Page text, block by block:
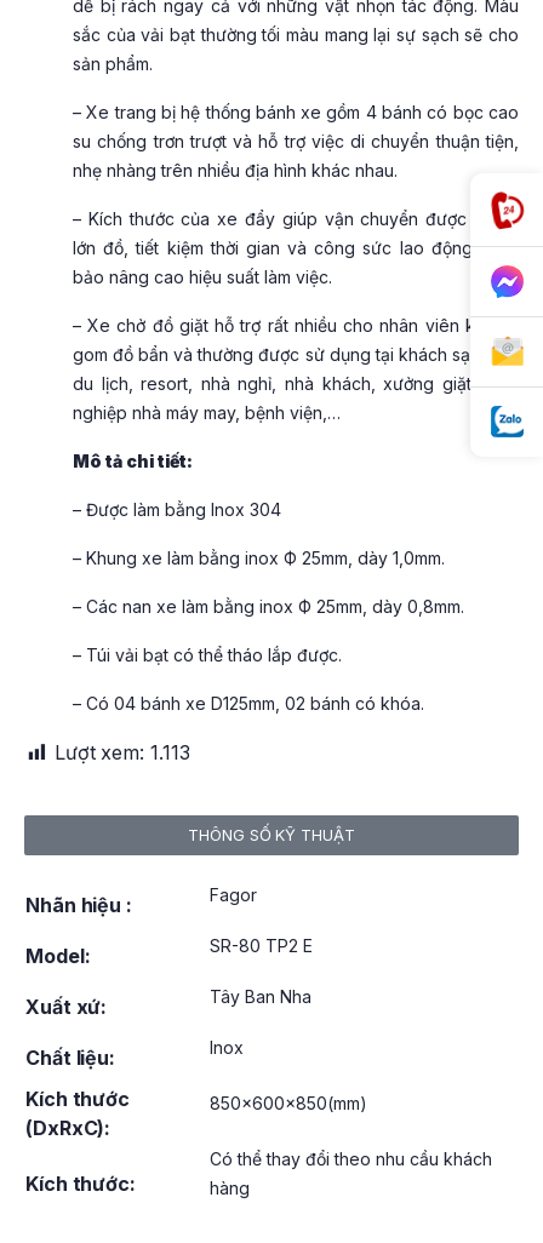
dễ bị rách ngay cả với những vật nhọn tác động. Màu
sắc của vải bạt thường tối màu mang lại sự sạch sẽ cho
sản phẩm.
– Xe trang bị hệ thống bánh xe gồm 4 bánh có bọc cao
su chống trơn trượt và hỗ trợ việc di chuyển thuận tiện,
nhẹ nhàng trên nhiều địa hình khác nhau.
– Kích thước của xe đẩy giúp vận chuyển được lượng
lớn đồ, tiết kiệm thời gian và công sức lao động, đảm
bảo nâng cao hiệu suất làm việc.
– Xe chở đồ giặt hỗ trợ rất nhiều cho nhân viên khi thu
gom đồ bẩn và thường được sử dụng tại khách sạn, khu
du lịch, resort, nhà nghỉ, nhà khách, xưởng giặt là, xí
nghiệp nhà máy may, bệnh viện,…
Mô tả chi tiết:
– Được làm bằng Inox 304
– Khung xe làm bằng inox Ф 25mm, dày 1,0mm.
– Các nan xe làm bằng inox Ф 25mm, dày 0,8mm.
– Túi vải bạt có thể tháo lắp được.
– Có 04 bánh xe D125mm, 02 bánh có khóa.
Lượt xem: 1.113
THÔNG SỐ KỸ THUẬT
Nhãn hiệu : Fagor
Model: SR-80 TP2 E
Xuất xứ: Tây Ban Nha
Chất liệu: Inox
Kích thước
(DxRxC):
850x600x850(mm)
Kích thước:
Có thể thay đổi theo nhu cầu khách
hàng